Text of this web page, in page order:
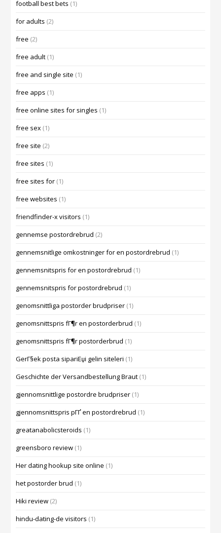
football best bets (1)
for adults (2)
free (2)
free adult (1)
free and single site (1)
free apps (1)
free online sites for singles (1)
free sex (1)
free site (2)
free sites (1)
free sites for (1)
free websites (1)
friendfinder-x visitors (1)
gennemse postordrebrud (2)
gennemsnitlige omkostninger for en postordrebrud (1)
gennemsnitspris for en postordrebrud (1)
gennemsnitspris for postordrebrud (1)
genomsnittliga postorder brudpriser (1)
genomsnittspris fГ¶r en postorderbrud (1)
genomsnittspris fГ¶r postorderbrud (1)
GerГ§ek posta sipariЕџi gelin siteleri (1)
Geschichte der Versandbestellung Braut (1)
gjennomsnittlige postordre brudpriser (1)
gjennomsnittspris pГҐ en postordrebrud (1)
greatanabolicsteroids (1)
greensboro review (1)
Her dating hookup site online (1)
het postorder brud (1)
Hiki review (2)
hindu-dating-de visitors (1)